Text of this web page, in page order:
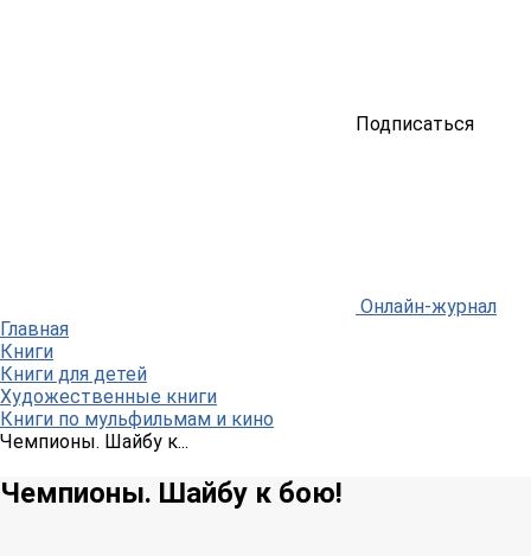
Подписаться
Онлайн-журнал
Главная
Книги
Книги для детей
Художественные книги
Книги по мульфильмам и кино
Чемпионы. Шайбу к...
Чемпионы. Шайбу к бою!